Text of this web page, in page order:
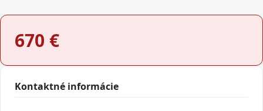
670 €
Kontaktné informácie